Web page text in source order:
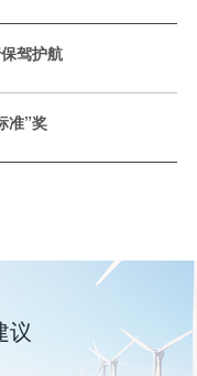
驾护航
准”奖
议